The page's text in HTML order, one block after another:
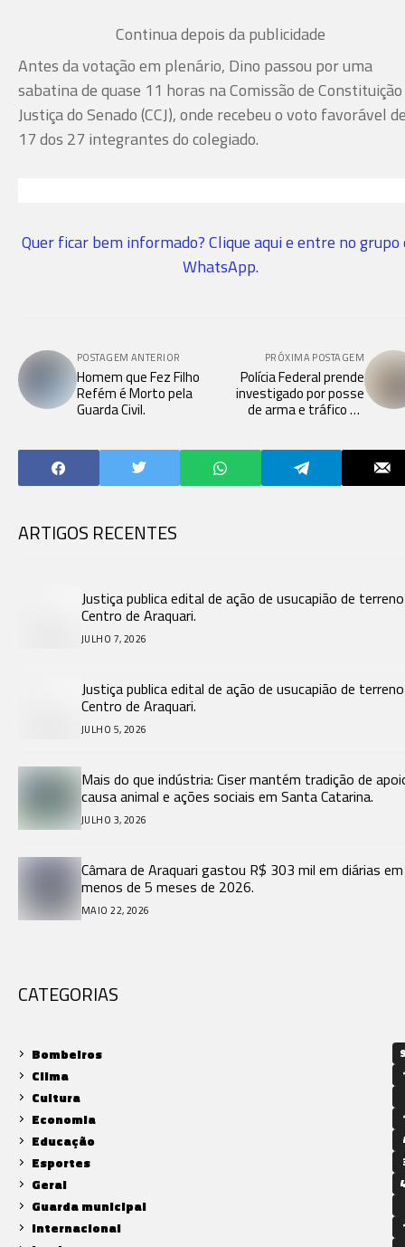
Continua depois da publicidade
Antes da votação em plenário, Dino passou por uma
sabatina de quase 11 horas na Comissão de
Justiça do Senado (CCJ), onde recebeu o voto favorável
17 dos 27 integrantes do colegiado.
Quer ficar bem informado? Clique aqui e entre no grupo
WhatsApp.
POSTAGEM ANTERIOR
Homem que Fez Filho
Refém é Morto pela
Guarda Civil.
PRÓXIMA POSTAGEM
Polícia Federal prende
investigado por posse
de arma e tráfico de
ARTIGOS RECENTES
Justiça publica edital de ação de usucapião de
Centro de Araquari.
JULHO 7, 2026
Justiça publica edital de ação de usucapião de
Centro de Araquari.
JULHO 5, 2026
Mais do que indústria: Ciser mantém tradição de
causa animal e ações sociais em Santa Catarina.
JULHO 3, 2026
Câmara de Araquari gastou R$ 303 mil em diárias em
menos de 5 meses de 2026.
MAIO 22, 2026
CATEGORIAS
Bombeiros
Clima
Cultura
Economia
Educação
Esportes
Geral
Guarda municipal
Internacional